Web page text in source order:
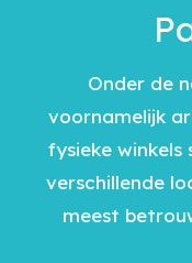
Onder de
voornamelijk
fysieke winkels
verschillende
meest